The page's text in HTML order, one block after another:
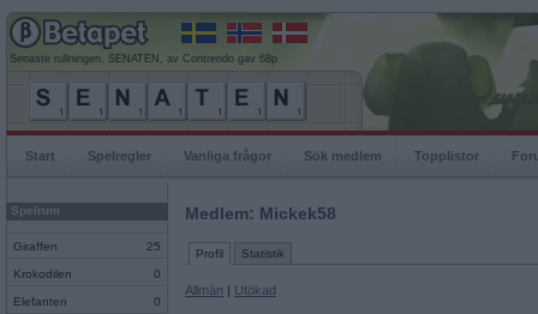
Senaste rullningen, SENATEN, av Contrendo gav 68p
Start Spelregler Vanliga frågor Sök medlem Topplistor
Spelrum
Giraffen 25
Krokodilen 0
Elefanten
0
Medlem: Mickek58
Profil Statistik
Allmän | Utökad